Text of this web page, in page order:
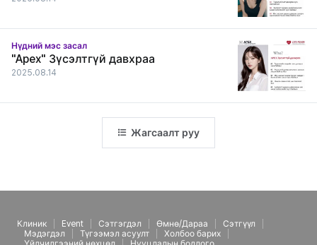
Нүдний мэс засал
"Apex" Зүсэлтгүй давхраа
2025.08.14
Жагсаалт руу
Клиник Event Сэтгэгдэл Өмнө/Дараа
Сэтгүүл
Мэдэгдэл
Түгээмэл асуулт
Холбоо барих